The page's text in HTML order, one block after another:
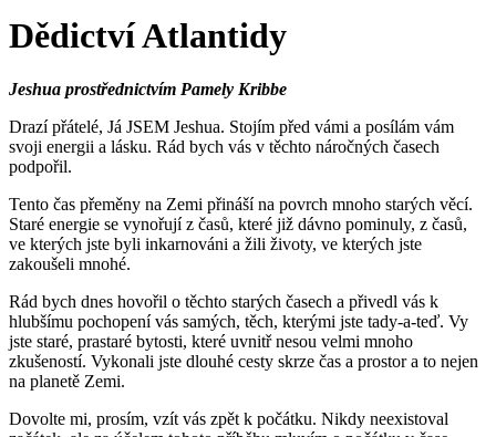
Dědictví Atlantidy
Jeshua prostřednictvím Pamely Kribbe
Drazí přátelé, Já JSEM Jeshua. Stojím před vámi a posílám vám
svoji energii a lásku. Rád bych vás v těchto náročných časech
podpořil.
Tento čas přeměny na Zemi přináší na povrch mnoho starých věcí.
Staré energie se vynořují z časů, které již dávno pominuly, z časů,
ve kterých jste byli inkarnováni a žili životy, ve kterých jste
zakoušeli mnohé.
Rád bych dnes hovořil o těchto starých časech a přivedl vás k
hlubšímu pochopení vás samých, těch, kterými jste tady-a-teď. Vy
jste staré, prastaré bytosti, které uvnitř nesou velmi mnoho
zkušeností. Vykonali jste dlouhé cesty skrze čas a prostor a to nejen
na planetě Zemi.
Dovolte mi, prosím, vzít vás zpět k počátku. Nikdy neexistoval